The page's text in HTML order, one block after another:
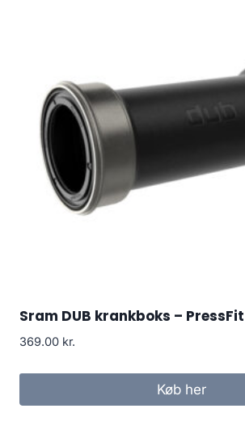
Sram DUB krankboks – PressFit
369.00 kr.
Køb her